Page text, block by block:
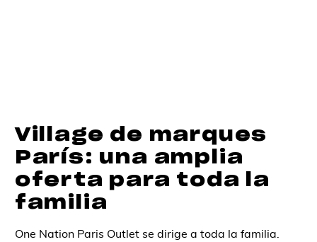
Village de marques
París: una amplia
oferta para toda la
familia
One Nation Paris Outlet se dirige a toda la familia.